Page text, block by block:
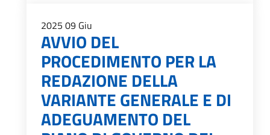
2025 09 Giu
AVVIO DEL
PROCEDIMENTO PER LA
REDAZIONE DELLA
VARIANTE GENERALE E DI
ADEGUAMENTO DEL